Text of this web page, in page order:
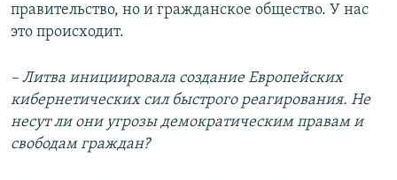
правительство, но и гражданское общество. У нас
это происходит.
– Литва инициировала создание Европейских
кибернетических сил быстрого реагирования. Не
несут ли они угрозы демократическим правам и
свободам граждан?